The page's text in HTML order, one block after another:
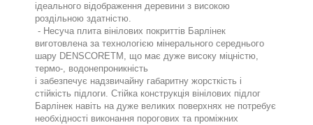
ідеального відображення деревини з високою
роздільною здатністю.
- Несуча плита вінілових покриттів Барлінек
виготовлена за технологією мінерального середнього
шару DENSCORETM, що має дуже високу міцністю,
термо-, водонепроникність
і забезпечує надзвичайну габаритну жорсткість і
стійкість підлоги. Стійка конструкція вінілових підлог
Барлінек навіть на дуже великих поверхнях не потребує
необхідності виконання порогових та проміжних